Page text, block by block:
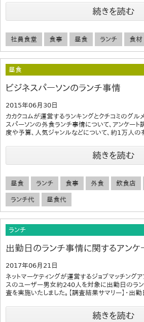
続きを読む
社員食堂 食事 昼食 ランチ 食材
昼食
ビジネスパーソンのランチ事情
2015年06月30日
カカクコムが運営するランキングとクチコミのグル
スパーソンの外食ランチ事情について、アンケー
度や予算、人気ジャンルなどについて、約1万人の
続きを読む
昼食 ランチ 食事 外食 飲食店
ランチ代 昼食代
ランチ
出勤日のランチ事情に関するアンケ
2017年06月21日
ネットマーケティングが運営するジョブマッチング
スのユーザー男女約240人を対象に出勤日のラン
査を実施いたしました。【調査結果サマリー】・出
続きを読む